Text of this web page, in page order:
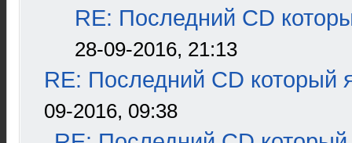
RE: Последний CD
28-09-2016, 21:13
RE: Последний CD который
09-2016, 09:38